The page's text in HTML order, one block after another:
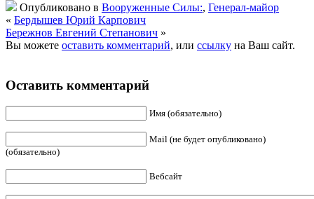
Опубликовано в Вооруженные Силы:, Генерал-майор
« Бердышев Юрий Карпович
Бережнов Евгений Степанович »
Вы можете оставить комментарий, или ссылку на Ваш сайт.
Оставить комментарий
Имя (обязательно)
Mail (не будет опубликовано)
(обязательно)
Вебсайт